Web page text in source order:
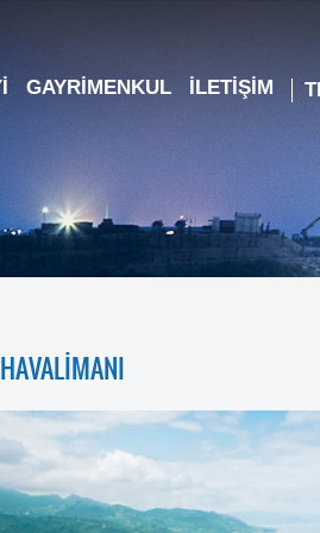
GAYRIMENKUL İLETIŞIM